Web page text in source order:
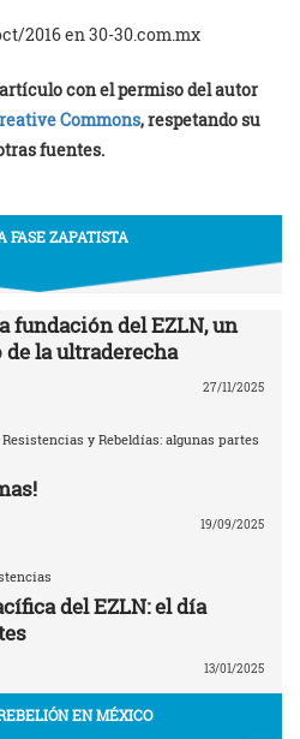
2016 en 30-30.com.mx
con el permiso del autor
Commons, respetando su
fuentes.
FASE ZAPATISTA
fundación del EZLN, un
la ultraderecha
27/11/2025
y Rebeldías: algunas partes
19/09/2025
del EZLN: el día
13/01/2025
EN MÉXICO